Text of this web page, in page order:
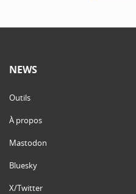
NEWS
Outils
À propos
Mastodon
Bluesky
X/Twitter